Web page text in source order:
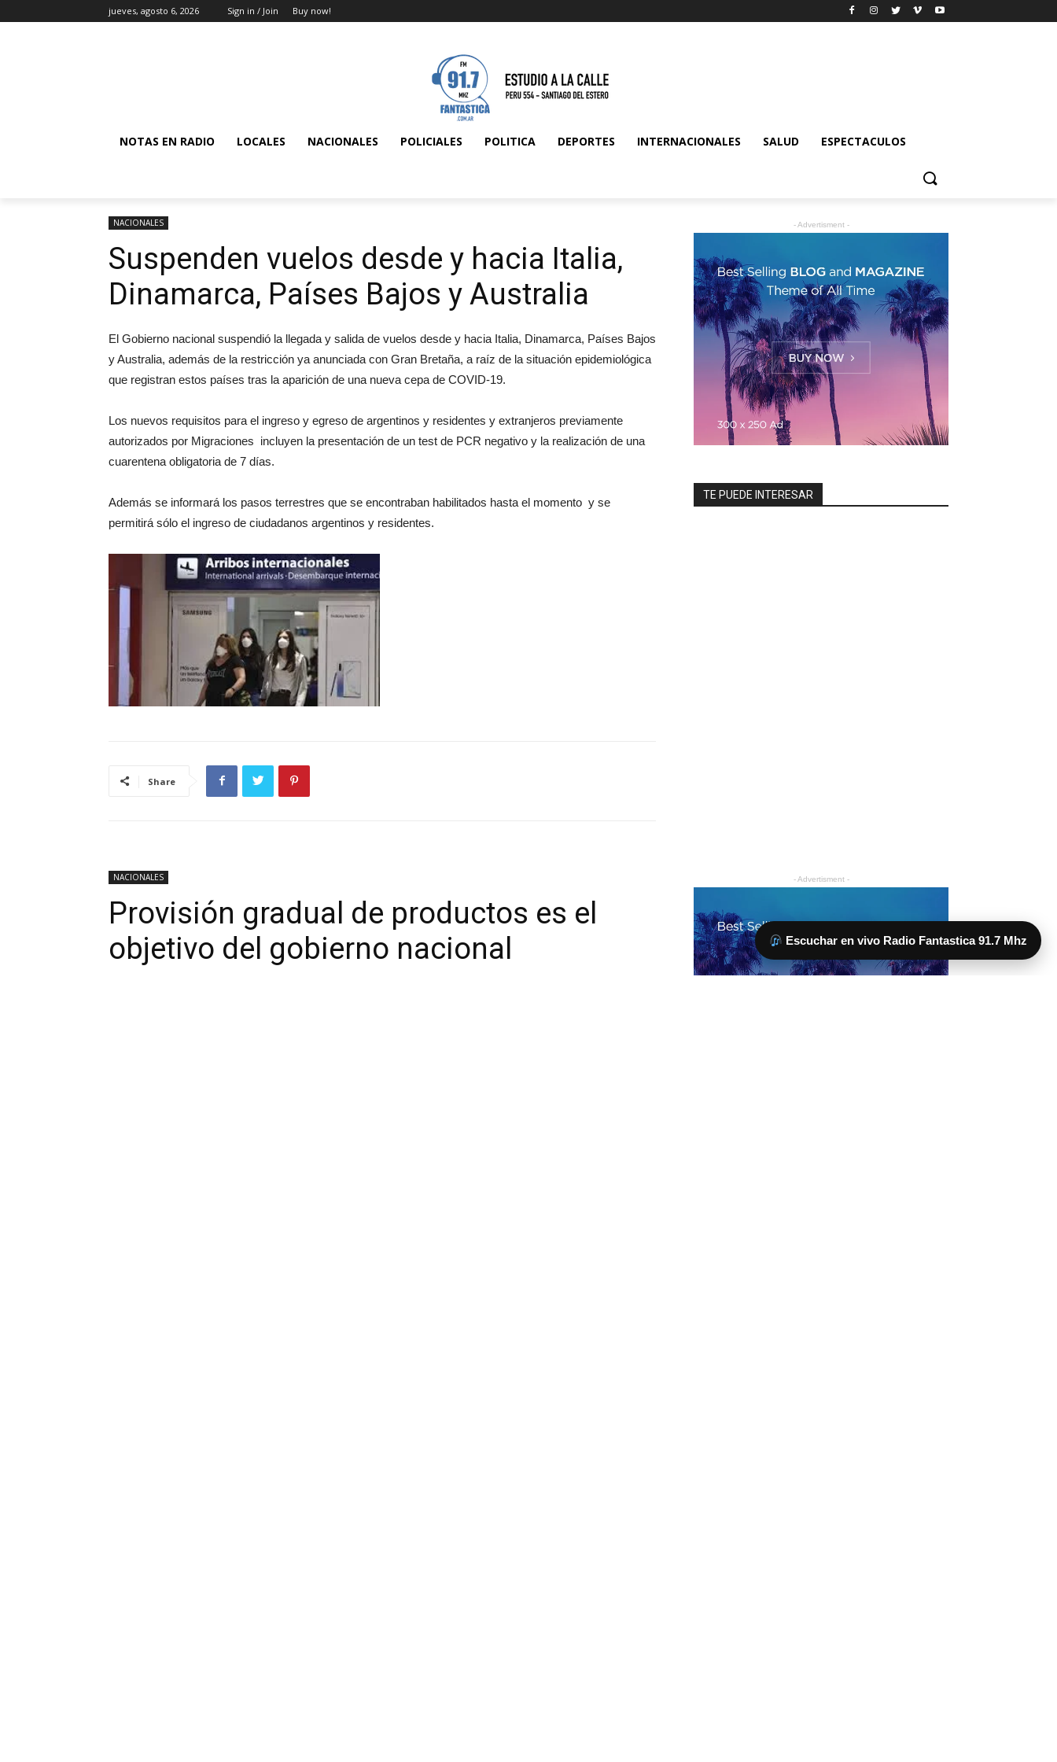
Escuchar en vivo Radio Fantastica 91.7 Mhz
jueves, agosto 6, 2026 Sign in / Join Buy now!
NOTAS EN RADIO LOCALES NACIONALES POLICIALES POLITICA DEPORTES INTERNACIONALES SALUD ESPECTACULOS
NACIONALES
Suspenden vuelos desde y hacia Italia,
Dinamarca, Países Bajos y Australia
El Gobierno nacional suspendió la llegada y salida de vuelos desde y hacia Italia, Dinamarca, Países Bajos
y Australia, además de la restricción ya anunciada con Gran Bretaña, a raíz de la situación epidemiológica
que registran estos países tras la aparición de una nueva cepa de COVID-19.
Los nuevos requisitos para el ingreso y egreso de argentinos y residentes y extranjeros previamente
autorizados por Migraciones incluyen la presentación de un test de PCR negativo y la realización de una
cuarentena obligatoria de 7 días.
Además se informará los pasos terrestres que se encontraban habilitados hasta el momento y se
permitirá sólo el ingreso de ciudadanos argentinos y residentes.
Share
- Advertisment -
TE PUEDE INTERESAR